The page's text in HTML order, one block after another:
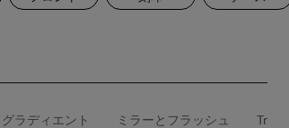
グラディエント ミラーとフラッシュ